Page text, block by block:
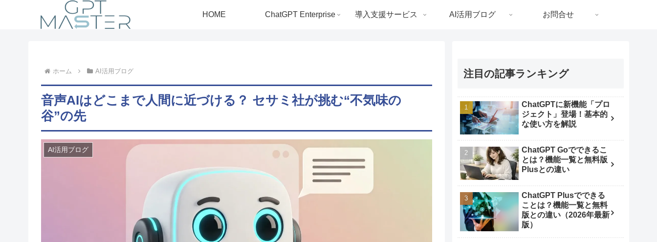
HOME ChatGPT Enterprise 導入支援サービス AI活用ブログ お問合せ
ホーム AI活用ブログ
音声AIはどこまで人間に近づける？ セサミ社が挑む“不気味の
谷”の先
AI活用ブログ
注目の記事ランキング
ChatGPTに新機能「プロ
ジェクト」登場！基本的
な使い方を解説
ChatGPT Goでできるこ
とは？機能一覧と無料版
Plusとの違い
ChatGPT Plusでできる
ことは？機能一覧と無料
版との違い（2026年最新
版）